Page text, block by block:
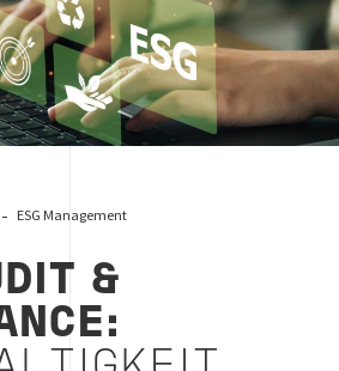
ESG Management
&